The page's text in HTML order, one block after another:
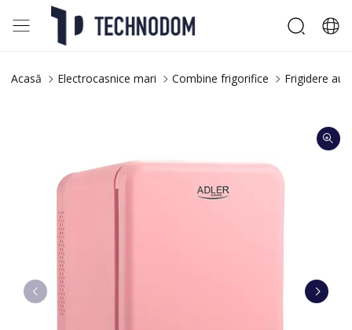
Acasă Electrocasnice mari Combine frigorifice Frigidere